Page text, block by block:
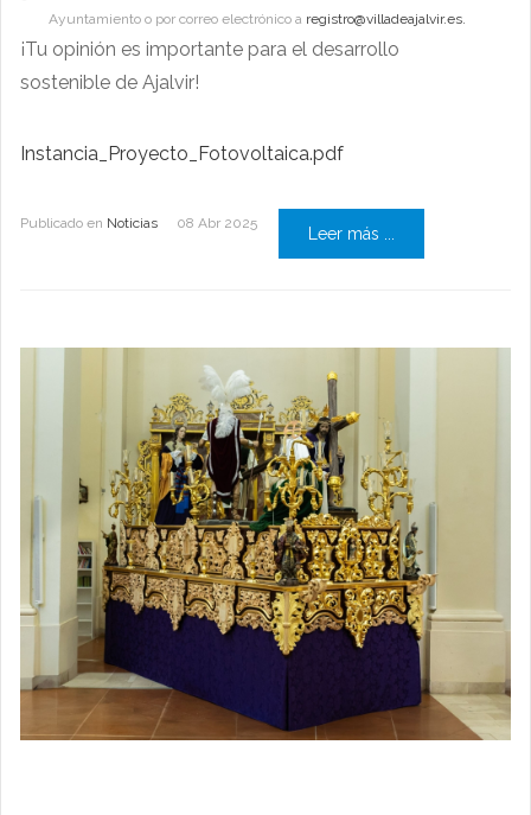
Ayuntamiento o por correo electrónico a registro@villadeajalvir.es
¡Tu opinión es importante para el desarrollo
sostenible de Ajalvir!
Instancia_Proyecto_Fotovoltaica.pdf
Publicado en Noticias 08 Abr 2025
Leer más ...